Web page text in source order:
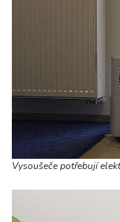
Vysoušeče potřebují